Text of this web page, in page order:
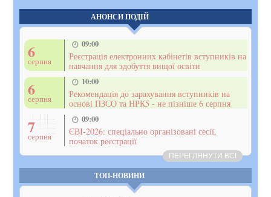
АНОНСИ ПОДІЙ
6
серпня
09:00
Реєстрація електронних кабінетів вступників на
навчання для здобуття вищої освіти
6
серпня
10:00
Рекомендація до зарахування вступників на
основі ПЗСО та НРК5 - не пізніше 6 серпня
7
серпня
09:00
ЄВІ-2026: спеціально організовані сесії,
початок реєстрації
ПЕРЕГЛЯНУТИ ВСІ
ТОП-НОВИНИ